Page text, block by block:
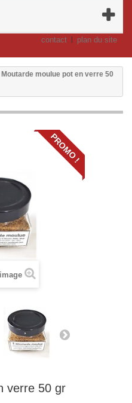
contact plan du site
Moutarde moulue pot en verre 50
PROMO !
verre 50 gr